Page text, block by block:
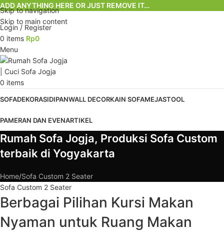
Skip to navigation
Skip to main content
ADD ANYTHING HERE OR JUST REMOVE IT…
Login / Register
0 items Rp0
Menu
0 items
SOFADEKORASIDIPANWALL DECORKAIN SOFAMEJASTOOL
PAMERAN DAN EVENARTIKEL
Rumah Sofa Jogja, Produksi Sofa Custom
terbaik di Yogyakarta
Home Sofa Custom 2 Seater
Sofa Custom 2 Seater
Berbagai Pilihan Kursi Makan
Nyaman untuk Ruang Makan